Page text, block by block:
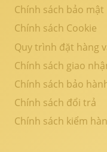
Chính sách bảo mật
Chính sách Cookie
Quy trình đặt hàng
Chính sách giao
Chính sách bảo
Chính sách đổi trả
Chính sách kiểm